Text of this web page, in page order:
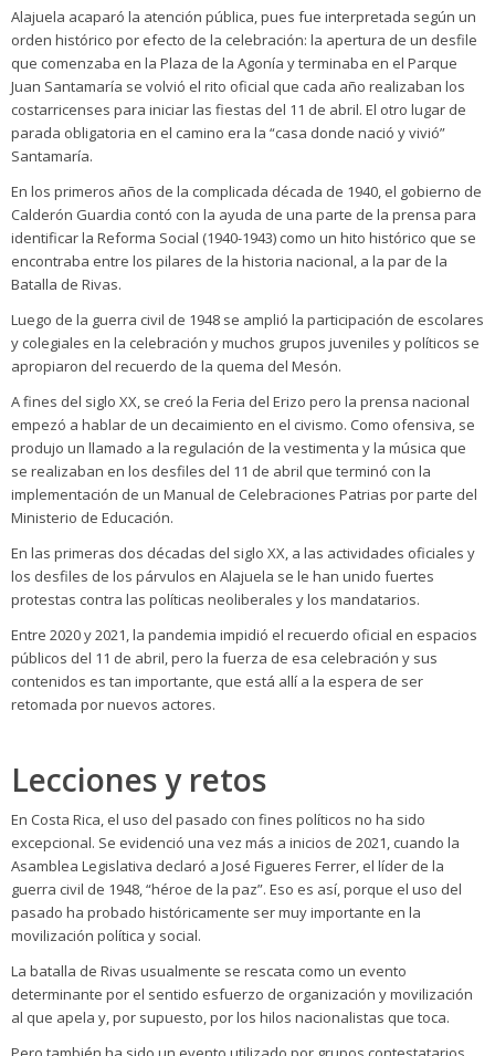
Alajuela acaparó la atención pública, pues fue interpretada según un
orden histórico por efecto de la celebración: la apertura de un desfile
que comenzaba en la Plaza de la Agonía y terminaba en el Parque
Juan Santamaría se volvió el rito oficial que cada año realizaban los
costarricenses para iniciar las fiestas del 11 de abril. El otro lugar de
parada obligatoria en el camino era la “casa donde nació y vivió”
Santamaría.
En los primeros años de la complicada década de 1940, el gobierno de
Calderón Guardia contó con la ayuda de una parte de la prensa para
identificar la Reforma Social (1940-1943) como un hito histórico que se
encontraba entre los pilares de la historia nacional, a la par de la
Batalla de Rivas.
Luego de la guerra civil de 1948 se amplió la participación de escolares
y colegiales en la celebración y muchos grupos juveniles y políticos se
apropiaron del recuerdo de la quema del Mesón.
A fines del siglo XX, se creó la Feria del Erizo pero la prensa nacional
empezó a hablar de un decaimiento en el civismo. Como ofensiva, se
produjo un llamado a la regulación de la vestimenta y la música que
se realizaban en los desfiles del 11 de abril que terminó con la
implementación de un Manual de Celebraciones Patrias por parte del
Ministerio de Educación.
En las primeras dos décadas del siglo XX, a las actividades oficiales y
los desfiles de los párvulos en Alajuela se le han unido fuertes
protestas contra las políticas neoliberales y los mandatarios.
Entre 2020 y 2021, la pandemia impidió el recuerdo oficial en espacios
públicos del 11 de abril, pero la fuerza de esa celebración y sus
contenidos es tan importante, que está allí a la espera de ser
retomada por nuevos actores.
Lecciones y retos
En Costa Rica, el uso del pasado con fines políticos no ha sido
excepcional. Se evidenció una vez más a inicios de 2021, cuando la
Asamblea Legislativa declaró a José Figueres Ferrer, el líder de la
guerra civil de 1948, “héroe de la paz”. Eso es así, porque el uso del
pasado ha probado históricamente ser muy importante en la
movilización política y social.
La batalla de Rivas usualmente se rescata como un evento
determinante por el sentido esfuerzo de organización y movilización
al que apela y, por supuesto, por los hilos nacionalistas que toca.